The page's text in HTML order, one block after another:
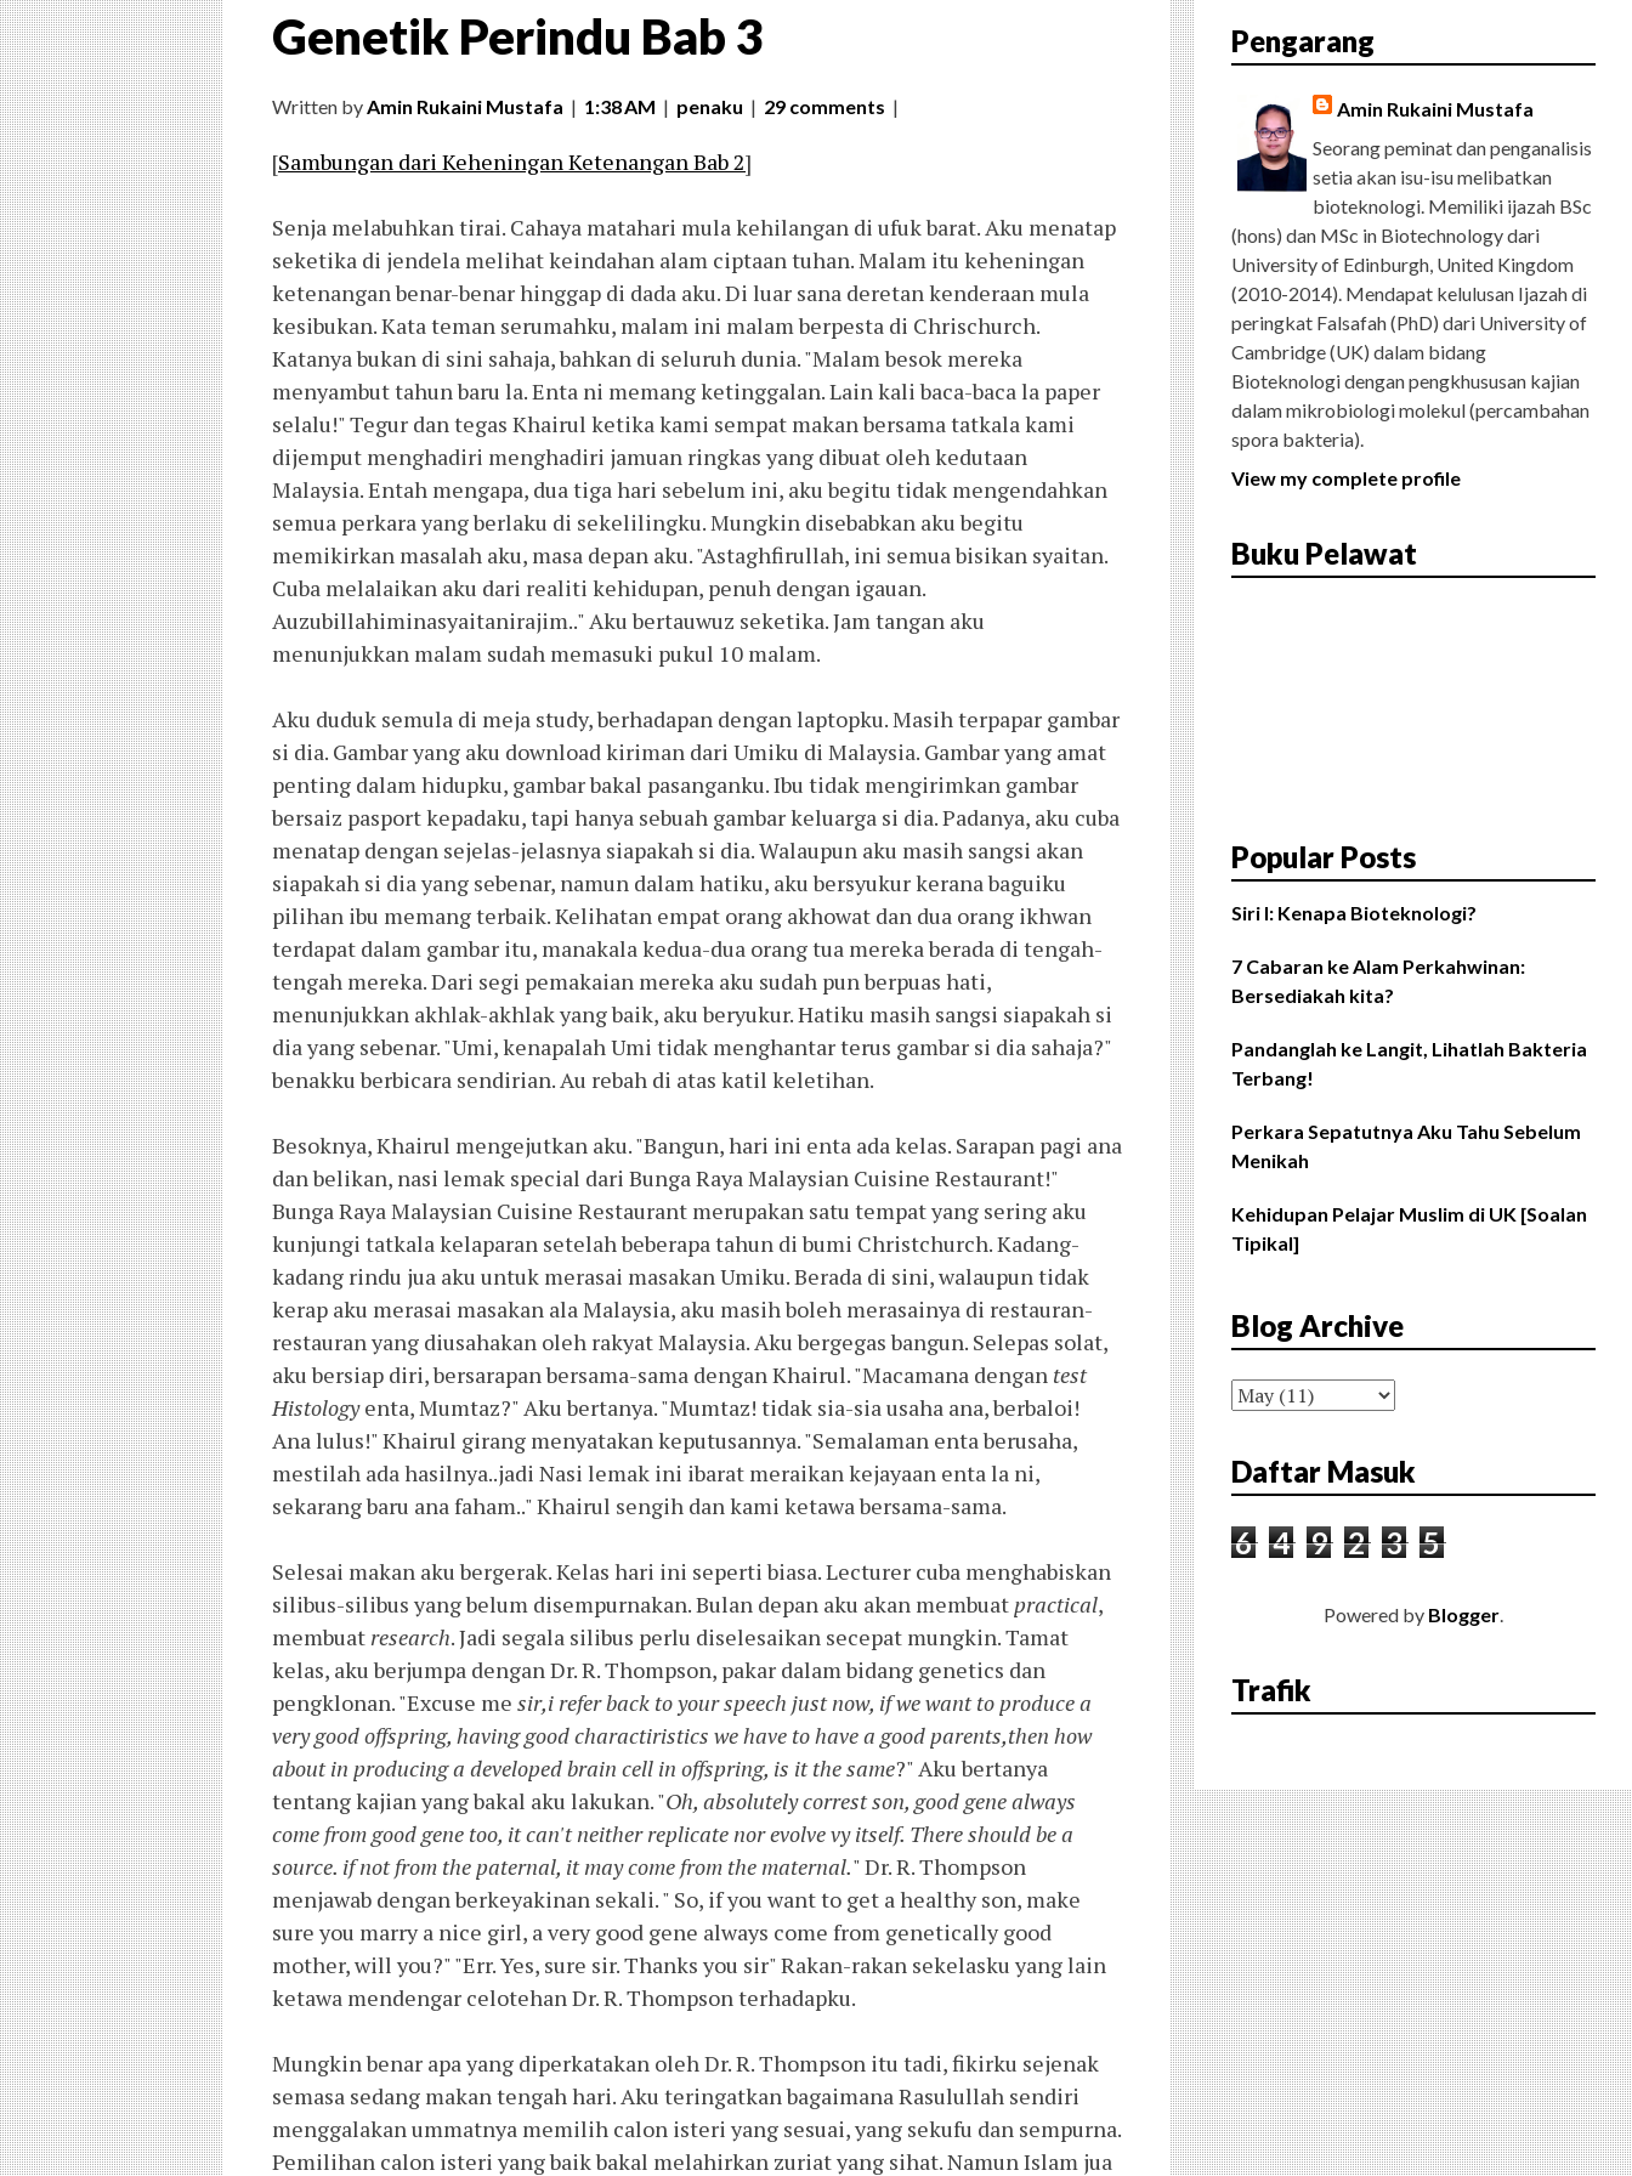
T
T
E
R
L
E
L
U
S
A
G
A
B
R
S
Genetik Perindu Bab 3
Written byAmin Rukaini Mustafa | 1:38 AM | penaku | 29 comments |
[Sambungan dari Keheningan Ketenangan Bab 2]
Senja melabuhkan tirai. Cahaya matahari mula kehilangan di ufuk barat. Aku menatap
seketika di jendela melihat keindahan alam ciptaan tuhan. Malam itu keheningan
ketenangan benar-benar hinggap di dada aku. Di luar sana deretan kenderaan mula
kesibukan. Kata teman serumahku, malam ini malam berpesta di Chrischurch.
Katanya bukan di sini sahaja, bahkan di seluruh dunia. "Malam besok mereka
menyambut tahun baru la. Enta ni memang ketinggalan. Lain kali baca-baca la paper
selalu!" Tegur dan tegas Khairul ketika kami sempat makan bersama tatkala kami
dijemput menghadiri menghadiri jamuan ringkas yang dibuat oleh kedutaan
Malaysia. Entah mengapa, dua tiga hari sebelum ini, aku begitu tidak mengendahkan
semua perkara yang berlaku di sekelilingku. Mungkin disebabkan aku begitu
memikirkan masalah aku, masa depan aku. "Astaghfirullah, ini semua bisikan syaitan.
Cuba melalaikan aku dari realiti kehidupan, penuh dengan igauan.
Auzubillahiminasyaitanirajim.." Aku bertauwuz seketika. Jam tangan aku
menunjukkan malam sudah memasuki pukul 10 malam.
Aku duduk semula di meja study, berhadapan dengan laptopku. Masih terpapar gambar
si dia. Gambar yang aku download kiriman dari Umiku di Malaysia. Gambar yang amat
penting dalam hidupku, gambar bakal pasanganku. Ibu tidak mengirimkan gambar
bersaiz pasport kepadaku, tapi hanya sebuah gambar keluarga si dia. Padanya, aku cuba
menatap dengan sejelas-jelasnya siapakah si dia. Walaupun aku masih sangsi akan
siapakah si dia yang sebenar, namun dalam hatiku, aku bersyukur kerana baguiku
pilihan ibu memang terbaik. Kelihatan empat orang akhowat dan dua orang ikhwan
terdapat dalam gambar itu, manakala kedua-dua orang tua mereka berada di tengah-
tengah mereka. Dari segi pemakaian mereka aku sudah pun berpuas hati,
menunjukkan akhlak-akhlak yang baik, aku beryukur. Hatiku masih sangsi siapakah si
dia yang sebenar. "Umi, kenapalah Umi tidak menghantar terus gambar si dia sahaja?"
benakku berbicara sendirian. Au rebah di atas katil keletihan.
Besoknya, Khairul mengejutkan aku. "Bangun, hari ini enta ada kelas. Sarapan pagi ana
dan belikan, nasi lemak special dari Bunga Raya Malaysian Cuisine Restaurant!"
Bunga Raya Malaysian Cuisine Restaurant merupakan satu tempat yang sering aku
kunjungi tatkala kelaparan setelah beberapa tahun di bumi Christchurch. Kadang-
kadang rindu jua aku untuk merasai masakan Umiku. Berada di sini, walaupun tidak
kerap aku merasai masakan ala Malaysia, aku masih boleh merasainya di restauran-
restauran yang diusahakan oleh rakyat Malaysia. Aku bergegas bangun. Selepas solat,
aku bersiap diri, bersarapan bersama-sama dengan Khairul. "Macamana dengan test
Histologyenta, Mumtaz?" Aku bertanya. "Mumtaz! tidak sia-sia usaha ana, berbaloi!
Ana lulus!" Khairul girang menyatakan keputusannya. "Semalaman enta berusaha,
mestilah ada hasilnya..jadi Nasi lemak ini ibarat meraikan kejayaan enta la ni,
sekarang baru ana faham.." Khairul sengih dan kami ketawa bersama-sama.
Selesai makan aku bergerak. Kelas hari ini seperti biasa. Lecturer cuba menghabiskan
silibus-silibus yang belum disempurnakan. Bulan depan aku akan membuat practical,
membuat research. Jadi segala silibus perlu diselesaikan secepat mungkin. Tamat
kelas, aku berjumpa dengan Dr. R. Thompson, pakar dalam bidang genetics dan
pengklonan. "Excuse me sir,i refer back to your speech just now, if we want to produce a
very good offspring, having good charactiristics we have to have a good parents,then how
about in producing a developed brain cell in offspring, is it the same?" Aku bertanya
tentang kajian yang bakal aku lakukan. "Oh, absolutely correst son, good gene always
come from good gene too, it can't neither replicate nor evolve vy itself. There should be a
source. if not from the paternal, it may come from the maternal." Dr. R. Thompson
menjawab dengan berkeyakinan sekali. " So, if you want to get a healthy son, make
sure you marry a nice girl, a very good gene always come from genetically good
mother, will you?" "Err. Yes, sure sir. Thanks you sir" Rakan-rakan sekelasku yang lain
ketawa mendengar celotehan Dr. R. Thompson terhadapku.
Mungkin benar apa yang diperkatakan oleh Dr. R. Thompson itu tadi, fikirku sejenak
semasa sedang makan tengah hari. Aku teringatkan bagaimana Rasulullah sendiri
menggalakan ummatnya memilih calon isteri yang sesuai, yang sekufu dan sempurna.
Pemilihan calon isteri yang baik bakal melahirkan zuriat yang sihat. Namun Islam jua
Pengarang
Amin Rukaini Mustafa
Seorang peminat dan penganalisis
setia akan isu-isu melibatkan
bioteknologi. Memiliki ijazah BSc
(hons) dan MSc in Biotechnology dari
University of Edinburgh, United Kingdom
(2010-2014). Mendapat kelulusan Ijazah di
peringkat Falsafah (PhD) dari University of
Cambridge (UK) dalam bidang
Bioteknologi dengan pengkhususan kajian
dalam mikrobiologi molekul (percambahan
spora bakteria).
View my complete profile
Buku Pelawat
Popular Posts
Siri I: Kenapa Bioteknologi?
7 Cabaran ke Alam Perkahwinan:
Bersediakah kita?
Pandanglah ke Langit, Lihatlah Bakteria
Terbang!
Perkara Sepatutnya Aku Tahu Sebelum
Menikah
Kehidupan Pelajar Muslim di UK [Soalan
Tipikal]
Blog Archive
Daftar Masuk
6 4 9 2 3 5
Powered by Blogger.
Trafik